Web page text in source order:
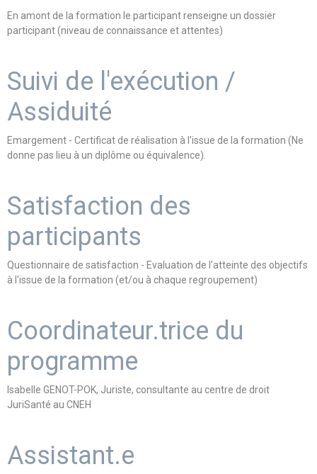
En amont de la formation le participant renseigne un dossier
participant (niveau de connaissance et attentes)
Suivi de l'exécution /
Assiduité
Emargement - Certificat de réalisation à l'issue de la formation (Ne
donne pas lieu à un diplôme ou équivalence).
Satisfaction des
participants
Questionnaire de satisfaction - Evaluation de l'atteinte des objectifs
à l'issue de la formation (et/ou à chaque regroupement)
Coordinateur.trice du
programme
Isabelle GENOT-POK, Juriste, consultante au centre de droit
JuriSanté au CNEH
Assistant.e